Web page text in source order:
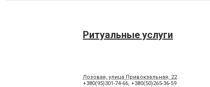
Ритуальные услуги
Лозовая, улица Привокзальная, 22
+380(95)301-74-66, +380(50)265-36-59